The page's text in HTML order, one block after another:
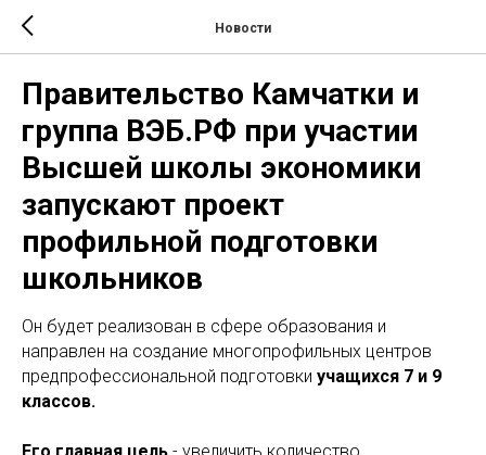
Новости
Правительство Камчатки и
группа ВЭБ.РФ при участии
Высшей школы экономики
запускают проект
профильной подготовки
школьников
Он будет реализован в сфере образования и
направлен на создание многопрофильных центров
предпрофессиональной подготовки учащихся 7 и 9
классов.